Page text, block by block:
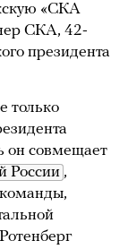
«СКА
СКА, 42-
президента
только
он совмещает
России ,